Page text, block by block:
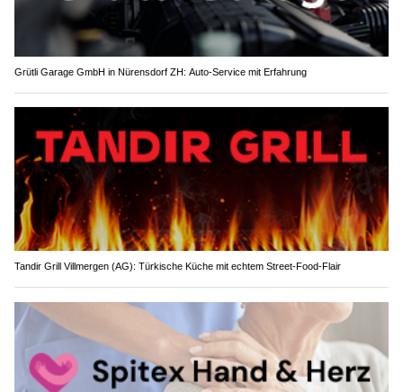
Grütli Garage GmbH in Nürensdorf ZH: Auto-Service mit Erfahrung
Tandir Grill Villmergen (AG): Türkische Küche mit echtem Street-Food-Flair